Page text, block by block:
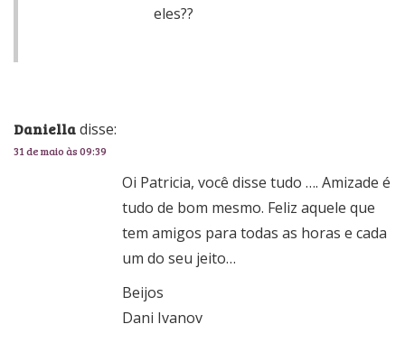
eles??
Danielladisse:
31 de maio às 09:39
Oi Patricia, você disse tudo …. Amizade é
tudo de bom mesmo. Feliz aquele que
tem amigos para todas as horas e cada
um do seu jeito…
Beijos
Dani Ivanov